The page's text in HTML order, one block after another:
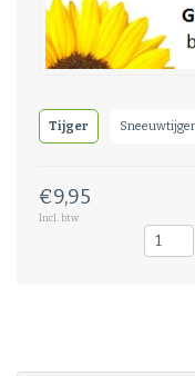
Tijger Sneeuwtijger
€9,95
Incl. btw